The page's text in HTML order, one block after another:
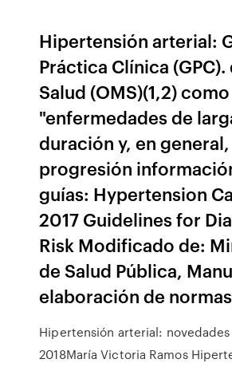
Hipertensión arterial:
Práctica Clínica (GPC).
Salud (OMS)(1,2) como
"enfermedades de
duración y, en general,
progresión
guías: Hypertension
2017 Guidelines for
Risk Modificado de:
de Salud Pública,
elaboración de
Hipertensión arterial:
2018María Victoria Ramos